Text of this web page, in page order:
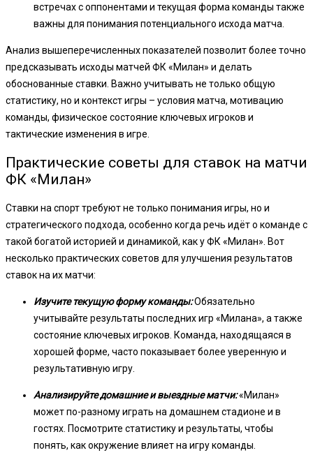
встречах с оппонентами и текущая форма команды также
важны для понимания потенциального исхода матча.
Анализ вышеперечисленных показателей позволит более точно
предсказывать исходы матчей ФК «Милан» и делать
обоснованные ставки. Важно учитывать не только общую
статистику, но и контекст игры – условия матча, мотивацию
команды, физическое состояние ключевых игроков и
тактические изменения в игре.
Практические советы для ставок на матчи
ФК «Милан»
Ставки на спорт требуют не только понимания игры, но и
стратегического подхода, особенно когда речь идёт о команде с
такой богатой историей и динамикой, как у ФК «Милан». Вот
несколько практических советов для улучшения результатов
ставок на их матчи:
Изучите текущую форму команды:Обязательно
учитывайте результаты последних игр «Милана», а также
состояние ключевых игроков. Команда, находящаяся в
хорошей форме, часто показывает более уверенную и
результативную игру.
Анализируйте домашние и выездные матчи:«Милан»
может по-разному играть на домашнем стадионе и в
гостях. Посмотрите статистику и результаты, чтобы
понять, как окружение влияет на игру команды.